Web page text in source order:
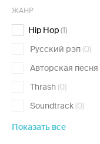
ЖАНР
Hip Hop(1)
Русский рэп(0)
Авторская песня
Thrash(0)
Soundtrack(0)
Показать все